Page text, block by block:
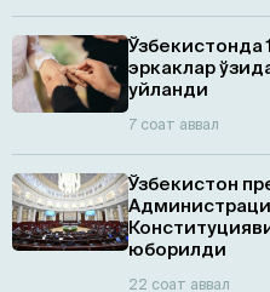
Ўзбекистонда
эркаклар
уйланди
7 соат аввал
Ўзбекистон
юборилди
22 соат аввал